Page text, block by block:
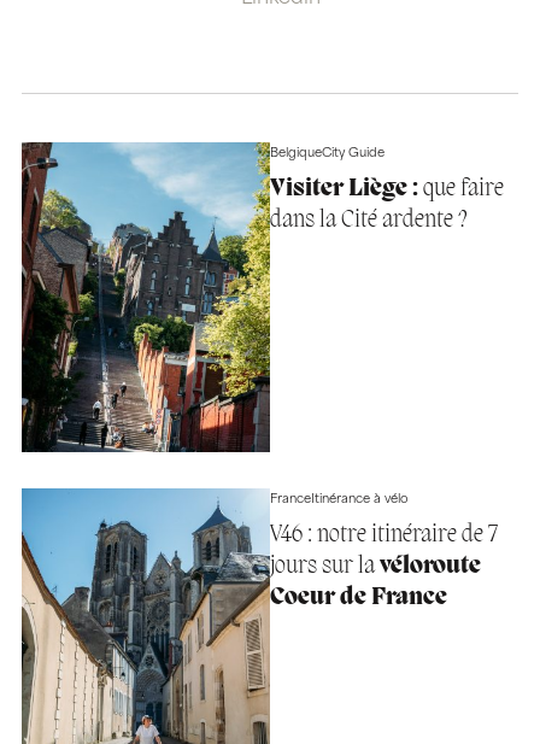
BelgiqueCity Guide
Visiter Liège :que faire
dans la Cité ardente ?
FranceItinérance à vélo
V46 : notre itinéraire de 7
jours sur lavéloroute
Coeur de France